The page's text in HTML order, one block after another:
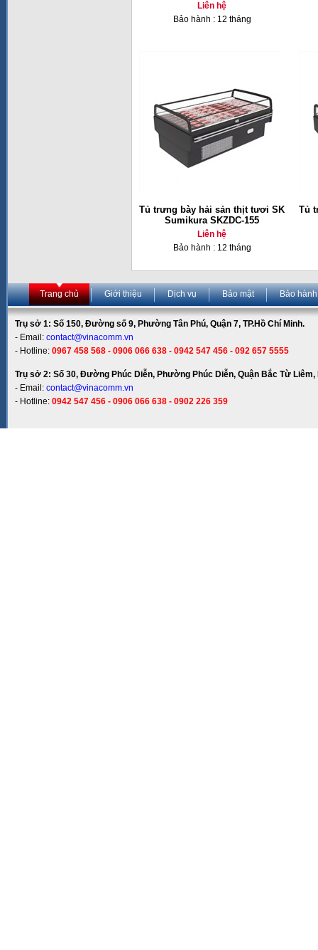
Liên hệ
Bảo hành : 12 tháng
Tủ trưng bày hải sản thịt tươi SK
Sumikura SKZDC-155
Liên hệ
Bảo hành : 12 tháng
Tủ
Trang chủ Giới thiệu Dịch vụ Bảo mật Bảo hành
Trụ sở 1: Số 150, Đường số 9, Phường Tân Phú, Quận 7, TP.Hồ Chí Minh.
- Email: contact@vinacomm.vn
- Hotline: 0967 458 568 - 0906 066 638 - 0942 547 456 - 092 657 5555
Trụ sở 2: Số 30, Đường Phúc Diễn, Phường Phúc Diễn, Quận Bắc Từ Liêm,
- Email: contact@vinacomm.vn
- Hotline: 0942 547 456 - 0906 066 638 - 0902 226 359